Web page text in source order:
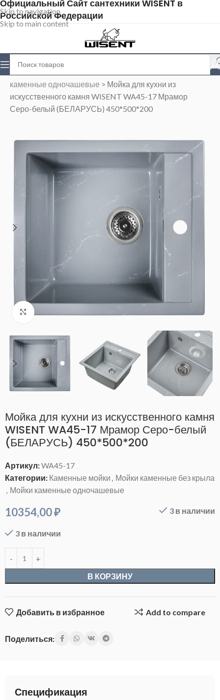
Skip to navigation
Skip to main content
Официальный Сайт сантехники WISENT в
Российской Федерации
Магазин
каменные одночашевые > Мойка для кухни из
искусственного камня WISENT WA45-17 Мрамор
Серо-белый (БЕЛАРУСЬ) 450*500*200
Нажмите, чтобы увеличить
Мойка для кухни из искусственного камня
WISENT WA45-17 Мрамор Серо-белый
(БЕЛАРУСЬ) 450*500*200
Артикул:WA45-17
Категории: Каменные мойки , Мойки каменные без крыла
, Мойки каменные одночашевые
10354,00₽ 3 в наличии
3 в наличии
В КОРЗИНУ
Добавить в избранное Add to compare
Поделиться:
Спецификация